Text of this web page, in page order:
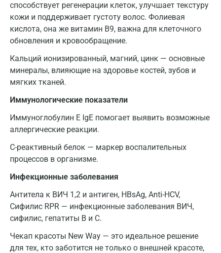
способствует регенерации клеток, улучшает текстуру
кожи и поддерживает густоту волос. Фолиевая
кислота, она же витамин В9, важна для клеточного
обновления и кровообращение.
Кальций ионизированный, магний, цинк — основные
минералы, влияющие на здоровье костей, зубов и
мягких тканей.
Иммунологические показатели
Иммуноглобулин E IgE помогает выявить возможные
аллергические реакции.
С-реактивный белок — маркер воспалительных
процессов в организме.
Инфекционные заболевания
Антитела к ВИЧ 1,2 и антиген, HBsAg, Anti-HCV,
Сифилис RPR — инфекционные заболевания ВИЧ,
сифилис, гепатиты В и С.
Чекап красоты New Way — это идеальное решение
для тех, кто заботится не только о внешней красоте,
Нижневартовск
Нижнекамск
Новокузнецк
Новороссийск
Новосибирск
Ногинск
Обнинск
Одинцово
Омск
Орел
Оренбург
Орехово-Зуево
Павловский посад